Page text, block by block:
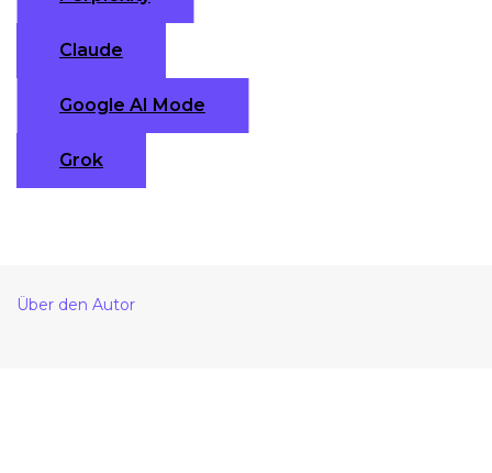
Claude
Google AI Mode
Grok
Über den Autor